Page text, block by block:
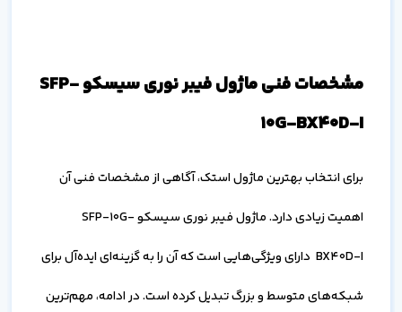
مشخصات فنی ماژول فیبر نوری سیسکو SFP-
10G-BX40D-I
برای انتخاب بهترین ماژول استک، آگاهی از مشخصات فنی آن
اهمیت زیادی دارد. ماژول فیبر نوری سیسکو SFP-10G-
BX40D-I دارای ویژگی‌هایی است که آن را به گزینه‌ای ایده‌آل برای
شبکه‌های متوسط و بزرگ تبدیل کرده است. در ادامه، مهم‌ترین